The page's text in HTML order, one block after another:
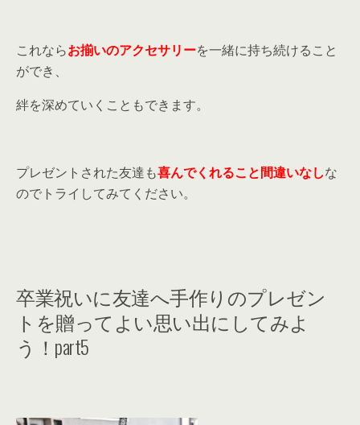
これならお揃いのアクセサリーを一緒に持ち続けること
ができ、
絆を深めていくこともできます。
プレゼントされた友達も喜んでくれること間違いなしな
のでトライしてみてください。
卒業祝いに友達へ手作りのプレゼン
トを贈ってよい思い出にしてみよ
う！part5